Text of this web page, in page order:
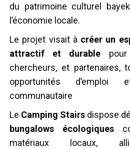
du patrimoine culturel
l’économie locale.
Le projet visait à créer un
attractif et durable pour
chercheurs, et partenaires,
opportunités d’emploi
communautaire
Le Camping Stairsdispose
bungalows écologiques
matériaux locaux,